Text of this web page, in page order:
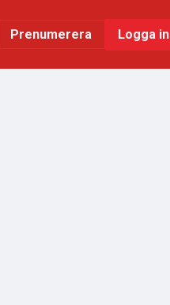
Prenumerera Logga in